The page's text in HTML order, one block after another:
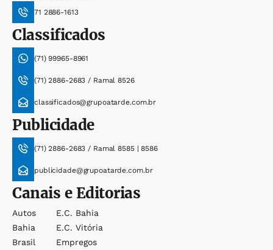
71 2886-1613
Classificados
(71) 99965-8961
(71) 2886-2683 / Ramal 8526
classificados@grupoatarde.com.br
Publicidade
(71) 2886-2683 / Ramal 8585 | 8586
publicidade@grupoatarde.com.br
Canais e Editorias
Autos
Bahia
Brasil
E.c. Bahia
E.c. Vitória
Empregos